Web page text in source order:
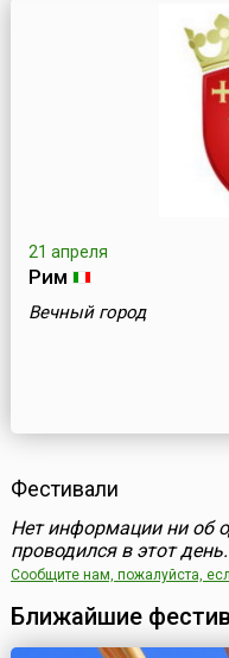
21 апреля
Рим
Вечный город
Фестивали
Нет информации ни об
проводился в этот день.
Сообщите нам, пожалуйста,
Ближайшие